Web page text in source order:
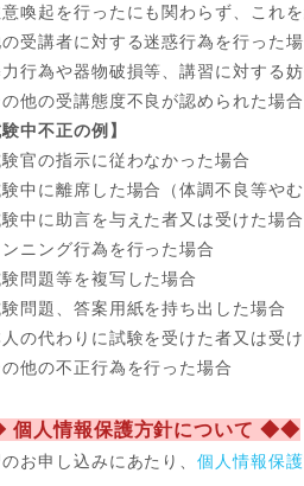
意喚起を行ったにも関わらず、これ
の受講者に対する迷惑行為を行った
力行為や器物破損等、講習に対する
の他の受講態度不良が認められた場合
験中不正の例】
験官の指示に従わなかった場合
験中に離席した場合（体調不良等や
験中に助言を与えた者又は受けた場合
ンニング行為を行った場合
験問題等を複写した場合
験問題、答案用紙を持ち出した場合
人の代わりに試験を受けた者又は受
の他の不正行為を行った場合
人情報保護方針について ◆◆
お申し込みにあたり、個人情報保